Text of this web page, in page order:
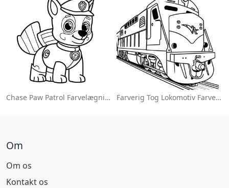
Chase Paw Patrol Farvelægningsside Farverig Tog Lokomotiv Farvelægningsside
Om
Om os
Kontakt os